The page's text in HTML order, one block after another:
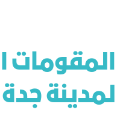
المقومات
لمدينة جدة